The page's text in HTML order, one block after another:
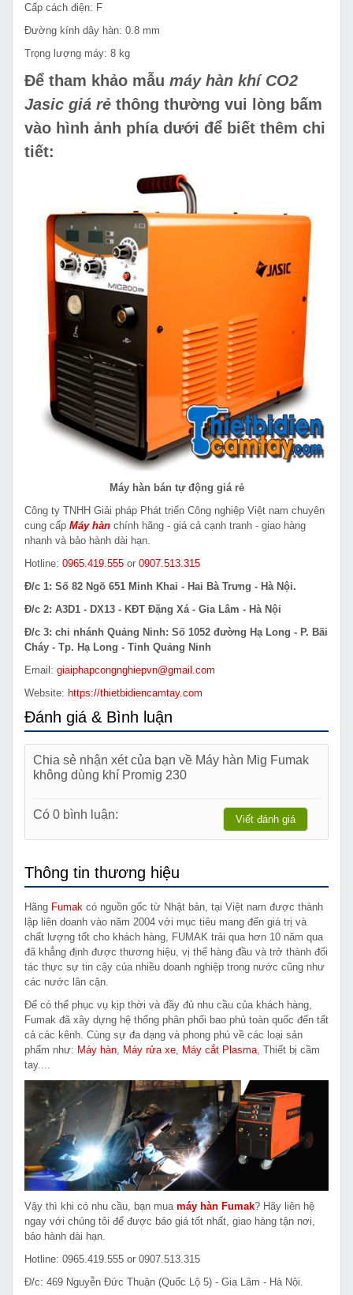
Cấp cách điện: F
Đường kính dây hàn: 0.8 mm
Trọng lượng máy: 8 kg
Để tham khảo mẫu máy hàn khí CO2
Jasic giá rẻ thông thường vui lòng bấm
vào hình ảnh phía dưới để biết thêm chi
tiết:
Máy hàn bán tự động giá rẻ
Công ty TNHH Giải pháp Phát triển Công nghiệp Việt nam chuyên
cung cấp Máy hàn chính hãng - giá cả cạnh tranh - giao hàng
nhanh và bảo hành dài hạn.
Hotline: 0965.419.555 or 0907.513.315
Đ/c 1: Số 82 Ngõ 651 Minh Khai - Hai Bà Trưng - Hà Nội.
Đ/c 2: A3D1 - DX13 - KĐT Đặng Xá - Gia Lâm - Hà Nội
Đ/c 3: chi nhánh Quảng Ninh: Số 1052 đường Hạ Long - P. Bãi
Cháy - Tp. Hạ Long - Tỉnh Quảng Ninh
Email: giaiphapcongnghiepvn@gmail.com
Website: https://thietbidiencamtay.com
Đánh giá & Bình luận
Chia sẻ nhận xét của bạn về Máy hàn Mig Fumak
không dùng khí Promig 230
Có 0 bình luận: Viết đánh giá
Thông tin thương hiệu
Hãng Fumak có nguồn gốc từ Nhật bản, tại Việt nam được thành
lập liên doanh vào năm 2004 với mục tiêu mang đến giá trị và
chất lượng tốt cho khách hàng, FUMAK trải qua hơn 10 năm qua
đã khẳng định được thương hiệu, vị thế hàng đầu và trở thành đối
tác thực sự tin cậy của nhiều doanh nghiệp trong nước cũng như
các nước lân cận.
Để có thể phục vụ kịp thời và đầy đủ nhu cầu của khách hàng,
Fumak đã xây dựng hệ thống phân phối bao phủ toàn quốc đến tất
cả các kênh. Cùng sự đa dạng và phong phú về các loại sản
phẩm như: Máy hàn Máy rửa xe Máy cắt Plasma , Thiết bị cầm
tay....
Vậy thì khi có nhu cầu, bạn mua máy hàn Fumak? Hãy liên hệ
ngay với chúng tôi để được báo giá tốt nhất, giao hàng tận nơi,
bảo hành dài hạn.
Hotline: 0965.419.555 or 0907.513.315
Đ/c: 469 Nguyễn Đức Thuận (Quốc Lộ 5) - Gia Lâm - Hà Nội.